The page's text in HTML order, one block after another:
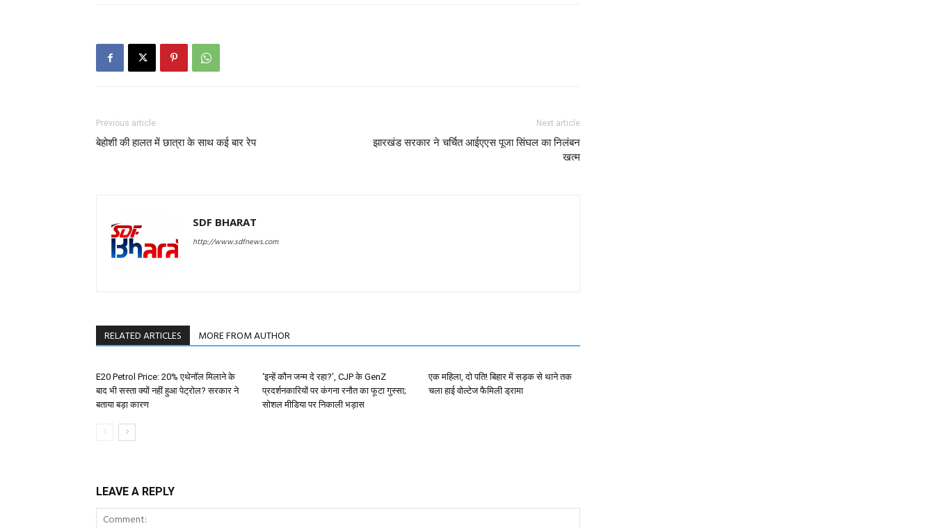
Previous article
बेहोशी की हालत में छात्रा के साथ कई बार रेप
Next article
झारखंड सरकार ने चर्चित आईएएस पूजा सिंघल का निलंबन
खत्म
SDF BHARAT
http://www.sdfnews.com
RELATED ARTICLES MORE FROM AUTHOR
E20 Petrol Price: 20% एथेनॉल मिलाने के
बाद भी सस्ता क्यों नहीं हुआ पेट्रोल? सरकार ने
बताया बड़ा कारण
‘इन्हें कौन जन्म दे रहा?’, CJP के GenZ
प्रदर्शनकारियों पर कंगना रनौत का फूटा गुस्सा;
सोशल मीडिया पर निकाली भड़ास
एक महिला, दो पति! बिहार में सड़क से थाने तक
चला हाई वोल्टेज फैमिली ड्रामा
LEAVE A REPLY